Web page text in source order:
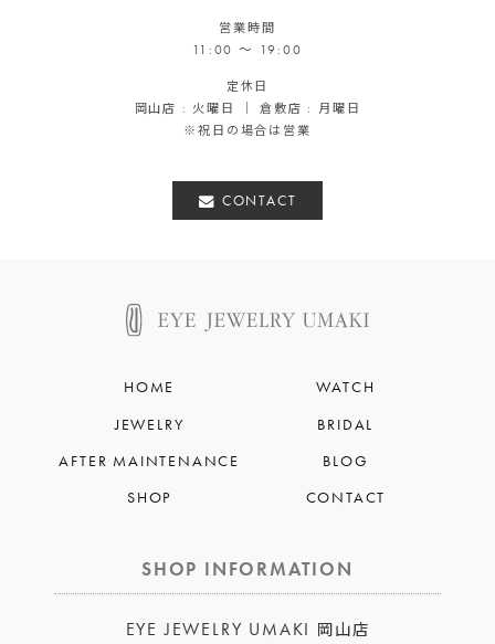
営業時間
11:00 ～ 19:00
定休日
岡山店 : 火曜日 ｜ 倉敷店 : 月曜日
※祝日の場合は営業
CONTACT
HOME
WATCH
JEWELRY
BRIDAL
AFTER MAINTENANCE
BLOG
SHOP
CONTACT
SHOP INFORMATION
EYE JEWELRY UMAKI 岡山店